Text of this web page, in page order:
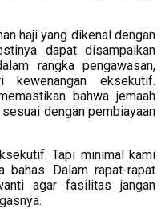
haji yang dikenal dengan
dapat disampaikan
rangka pengawasan,
kewenangan eksekutif.
bahwa jemaah
dengan pembiayaan
Tapi minimal kami
bahas. Dalam rapat-rapat
agar fasilitas jangan